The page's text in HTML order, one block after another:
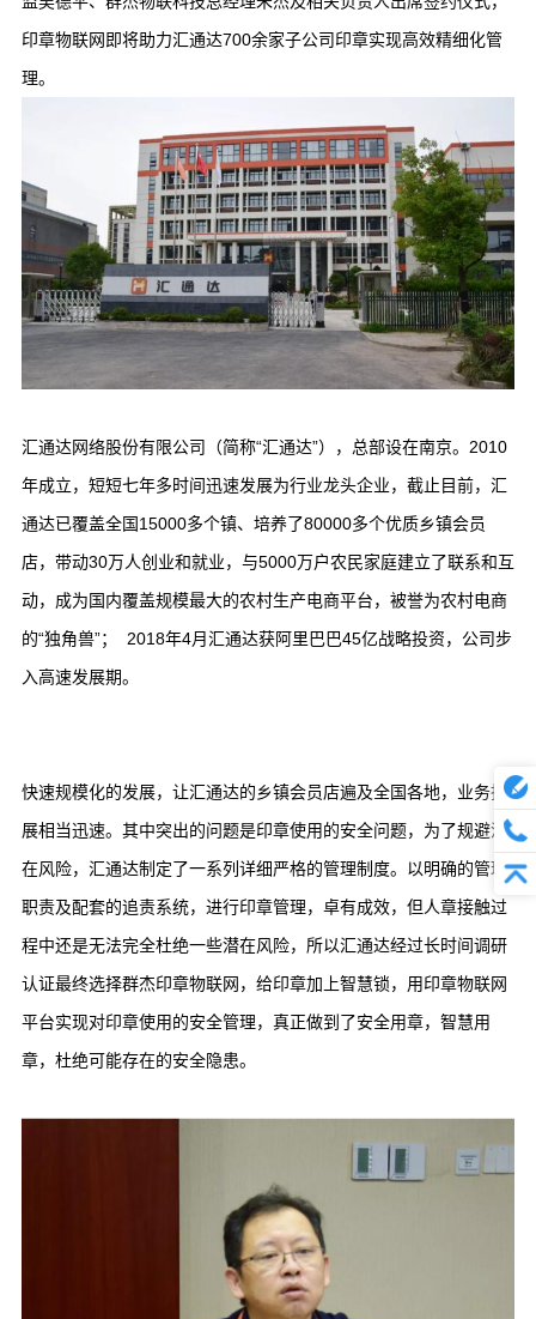
印章物联网即将助力汇通达700余家子公司印章实现高效精细化管
理。
汇通达网络股份有限公司（简称“汇通达”），总部设在南京。2010
年成立，短短七年多时间迅速发展为行业龙头企业，截止目前，汇
通达已覆盖全国15000多个镇、培养了80000多个优质乡镇会员
店，带动30万人创业和就业，与5000万户农民家庭建立了联系和互
动，成为国内覆盖规模最大的农村生产电商平台，被誉为农村电商
的“独角兽”； 2018年4月汇通达获阿里巴巴45亿战略投资，公司步
入高速发展期。
快速规模化的发展，让汇通达的乡镇会员店遍及全国各地，业务拓
展相当迅速。其中突出的问题是印章使用的安全问题，为了规避潜
在风险，汇通达制定了一系列详细严格的管理制度。以明确的管理
职责及配套的追责系统，进行印章管理，卓有成效，但人章接触过
程中还是无法完全杜绝一些潜在风险，所以汇通达经过长时间调研
认证最终选择群杰印章物联网，给印章加上智慧锁，用印章物联网
平台实现对印章使用的安全管理，真正做到了安全用章，智慧用
章，杜绝可能存在的安全隐患。